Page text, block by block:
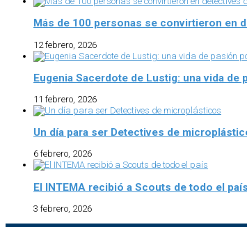
Más de 100 personas se convirtieron en
12 febrero, 2026
Eugenia Sacerdote de Lustig: una vida
11 febrero, 2026
Un día para ser Detectives de
6 febrero, 2026
El INTEMA recibió a Scouts de todo el país
3 febrero, 2026